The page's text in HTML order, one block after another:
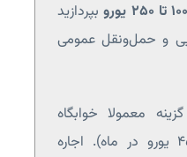
۱۰۰ تا ۲۵۰ یورو
بپردازید
و حمل‌ونقل عمومی
گزینه معمولا خوابگاه
دانشگاهی است (۳۰۰–۴۵۰ یورو در ماه). اجاره